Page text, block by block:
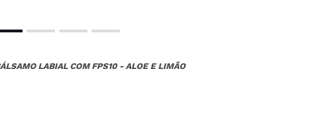
LABIAL COM FPS10 - ALOE E LIMÃO